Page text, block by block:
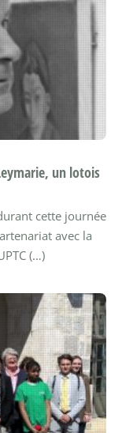
un lotois
cette journée
avec la
(…)